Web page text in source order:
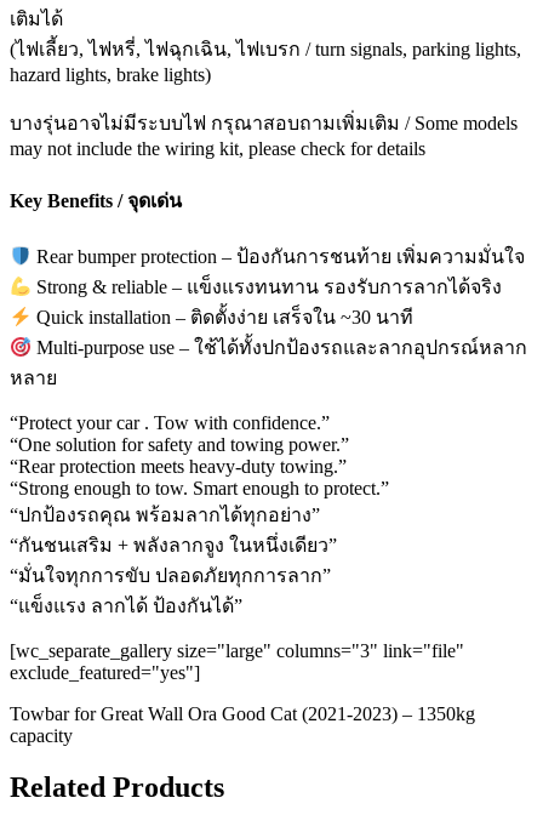
เติมได้
(ไฟเลี้ยว, ไฟหรี่, ไฟฉุกเฉิน, ไฟเบรก / turn signals, parking lights,
hazard lights, brake lights)
บางรุ่นอาจไม่มีระบบไฟ กรุณาสอบถามเพิ่มเติม / Some models
may not include the wiring kit, please check for details
Key Benefits / จุดเด่น
Rear bumper protection – ป้องกันการชนท้าย เพิ่มความมั่นใจ
Strong & reliable – แข็งแรงทนทาน รองรับการลากได้จริง
Quick installation – ติดตั้งง่าย เสร็จใน ~30 นาที
Multi-purpose use – ใช้ได้ทั้งปกป้องรถและลากอุปกรณ์หลาก
หลาย
“Protect your car . Tow with confidence.”
“One solution for safety and towing power.”
“Rear protection meets heavy-duty towing.”
“Strong enough to tow. Smart enough to protect.”
“ปกป้องรถคุณ พร้อมลากได้ทุกอย่าง”
“กันชนเสริม + พลังลากจูง ในหนึ่งเดียว”
“มั่นใจทุกการขับ ปลอดภัยทุกการลาก”
“แข็งแรง ลากได้ ป้องกันได้”
[wc_separate_gallery size="large" columns="3" link="file"
exclude_featured="yes"]
Towbar for Great Wall Ora Good Cat (2021-2023) – 1350kg
capacity
Related Products